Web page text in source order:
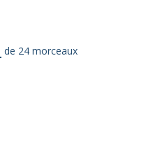
de 24 morceaux